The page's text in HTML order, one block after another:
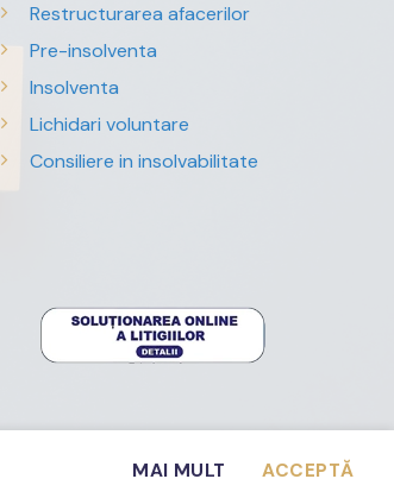
Restructurarea afacerilor
Pre-insolventa
Insolventa
Lichidari voluntare
Consiliere in insolvabilitate
Webdesign with ❤ byCRYO
MAI MULT ACCEPTĂ